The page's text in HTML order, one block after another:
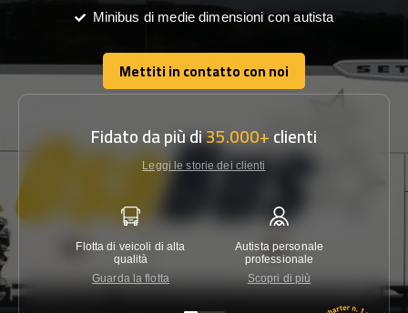
Minibus di medie dimensioni con autista
Mettiti in contatto con noi
Mettiti in contatto con noi
Fidato da più di35.000+clienti
Leggi le storie dei clienti
Flotta di veicoli di alta
qualità
Guarda la flotta
Autista personale
professionale
Scopri di più